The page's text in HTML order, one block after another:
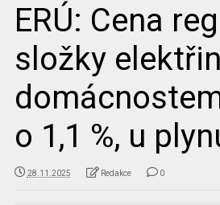
ERÚ: Cena
složky
o 1,1 %, u
28.11.2025 Redakce 0